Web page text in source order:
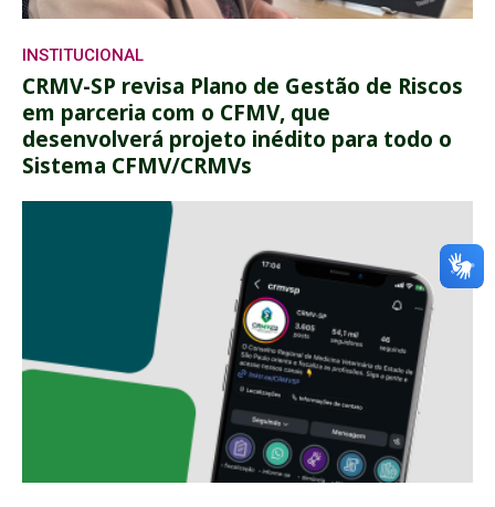
INSTITUCIONAL
CRMV-SP revisa Plano de Gestão de Riscos
em parceria com o CFMV, que
desenvolverá projeto inédito para todo o
Sistema CFMV/CRMVs